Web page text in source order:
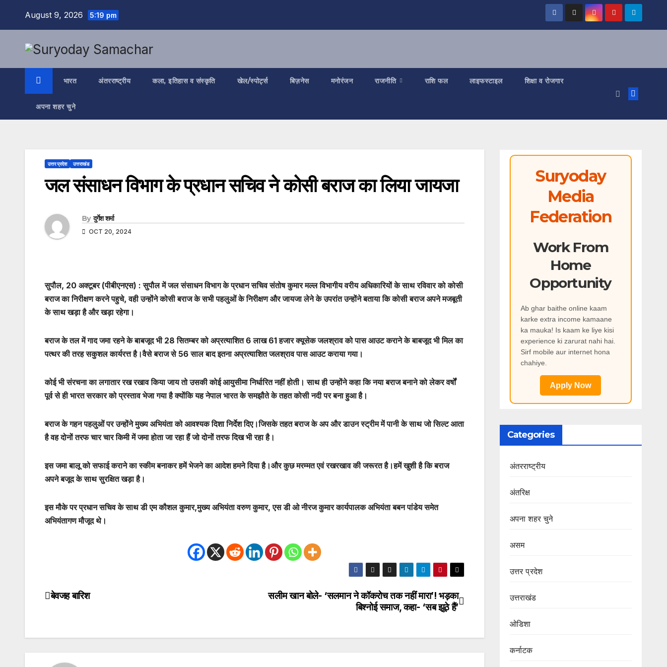
August 9, 2026 5:19 pm
भारत अंतरराष्ट्रीय कला, इतिहास व संस्कृति खेल/स्पोर्ट्स बिज़नेस मनोरंजन राजनीति राशि फल लाइफस्टाइल शिक्षा व रोजगार
अपना शहर चुने
उत्तर प्रदेश उत्तराखंड
जल संसाधन विभाग के प्रधान सचिव ने कोसी बराज का लिया जायजा
By दुर्गेश शर्मा
OCT 20, 2024
सुपौल, 20 अक्टूबर (पीबीएनएस) : सुपौल में जल संसाधन विभाग के प्रधान सचिव संतोष कुमार मल्ल विभागीय वरीय अधिकारियों के साथ रविवार को कोसी
बराज का निरीक्षण करने पहुचे, वही उन्होंने कोसी बराज के सभी पहलुओं के निरीक्षण और जायजा लेने के उपरांत उन्होंने बताया कि कोसी बराज अपने मजबूती
के साथ खड़ा है और खड़ा रहेगा।
बराज के तल में गाद जमा रहने के बाबजूद भी 28 सितम्बर को अप्रत्याशित 6 लाख 61 हजार क्यूसेक जलश्राव को पास आउट कराने के बाबजूद भी मिल का
पत्थर की तरह सकुशल कार्यरत्त है।वैसे बराज से 56 साल बाद इतना अप्रत्याशित जलश्राव पास आउट कराया गया।
कोई भी संरचना का लगातार रख रखाव किया जाय तो उसकी कोई आयुसीमा निर्धारित नहीं होती। साथ ही उन्होंने कहा कि नया बराज बनाने को लेकर वर्षों
पूर्व से ही भारत सरकार को प्रस्ताव भेजा गया है क्योंकि यह नेपाल भारत के समझौते के तहत कोसी नदी पर बना हुआ है।
बराज के गहन पहलुओं पर उन्होंने मुख्य अभियंता को आवश्यक दिशा निर्देश दिए।जिसके तहत बराज के अप और डाउन स्ट्रीम में पानी के साथ जो सिल्ट आता
है वह दोनों तरफ चार चार किमी में जमा होता जा रहा हैं जो दोनों तरफ दिख भी रहा है।
इस जमा बालू को सफाई कराने का स्कीम बनाकर हमें भेजने का आदेश हमने दिया है।और कुछ मरम्मत एवं रखरखाव की जरूरत है।हमें खुशी है कि बराज
अपने बजूद के साथ सुरक्षित खड़ा है।
इस मौके पर प्रधान सचिव के साथ डी एम कौशल कुमार,मुख्य अभियंता वरुण कुमार, एस डी ओ नीरज कुमार कार्यपालक अभियंता बबन पांडेय समेत
अभियंतागण मौजूद थे।
Post
सलीम खान बोले- ‘सलमान ने कॉकरोच तक नहीं मारा’! भड़का
बिश्नोई समाज, कहा- ‘सब झूठे हैं’
बेवजह बारिश
Suryoday
Media
Federation
Work From
Home
Opportunity
Ab ghar baithe online kaam
karke extra income kamaane
ka mauka! Is kaam ke liye kisi
experience ki zarurat nahi hai.
Sirf mobile aur internet hona
chahiye.
Apply Now
Categories
अंतरराष्ट्रीय
अंतरिक्ष
अपना शहर चुने
असम
उत्तर प्रदेश
उत्तराखंड
ओडिशा
कर्नाटक